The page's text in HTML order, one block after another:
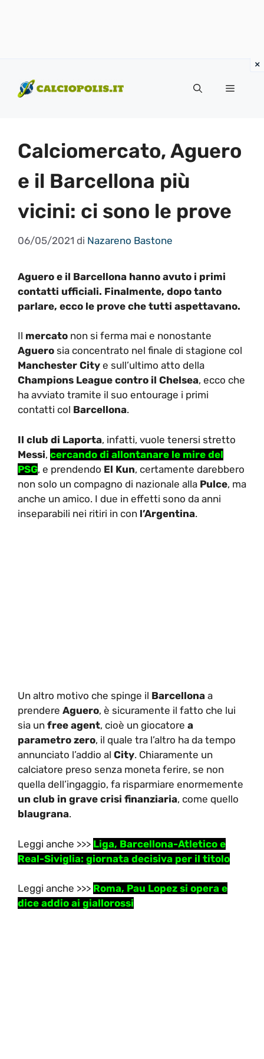
contenuto
Menu
Calciomercato, Aguero
e il Barcellona più
vicini: ci sono le prove
06/05/2021 di Nazareno Bastone
Aguero e il Barcellona hanno avuto i primi
contatti ufficiali. Finalmente, dopo tanto
parlare, ecco le prove che tutti aspettavano.
Il mercato non si ferma mai e nonostante
Aguero sia concentrato nel finale di stagione col
Manchester City e sull’ultimo atto della
Champions League contro il Chelsea, ecco che
ha avviato tramite il suo entourage i primi
contatti col Barcellona.
Il club di Laporta, infatti, vuole tenersi stretto
Messi, cercando di allontanare le mire del
PSG, e prendendo El Kun, certamente darebbero
non solo un compagno di nazionale alla Pulce, ma
anche un amico. I due in effetti sono da anni
inseparabili nei ritiri in con l’Argentina.
Un altro motivo che spinge il Barcellona a
prendere Aguero, è sicuramente il fatto che lui
sia un free agent, cioè un giocatore a
parametro zero, il quale tra l’altro ha da tempo
annunciato l’addio al City. Chiaramente un
calciatore preso senza moneta ferire, se non
quella dell’ingaggio, fa risparmiare enormemente
un club in grave crisi finanziaria, come quello
blaugrana.
Leggi anche >>> Liga, Barcellona-Atletico e
Real-Siviglia: giornata decisiva per il titolo
Leggi anche >>> Roma, Pau Lopez si opera e
dice addio ai giallorossi